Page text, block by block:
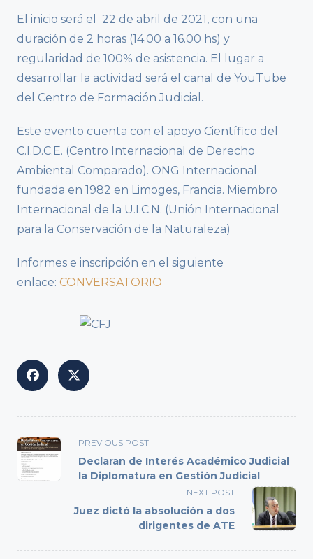
El inicio será el 22 de abril de 2021, con una
duración de 2 horas (14.00 a 16.00 hs) y
regularidad de 100% de asistencia. El lugar a
desarrollar la actividad será el canal de YouTube
del Centro de Formación Judicial.
Este evento cuenta con el apoyo Científico del
C.I.D.C.E. (Centro Internacional de Derecho
Ambiental Comparado). ONG Internacional
fundada en 1982 en Limoges, Francia. Miembro
Internacional de la U.I.C.N. (Unión Internacional
para la Conservación de la Naturaleza)
Informes e inscripción en el siguiente
enlace: CONVERSATORIO
<span
class="nav-
subtitle
PREVIOUS POST
Declaran de Interés Académico Judicial
la Diplomatura en Gestión Judicial
NEXT POST
Juez dictó la absolución a dos
dirigentes de ATE